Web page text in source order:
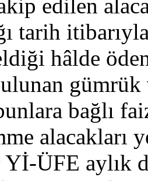
edilen
tarih
hâlde
gümrük
bağlı
alacakları
ÜFE aylık